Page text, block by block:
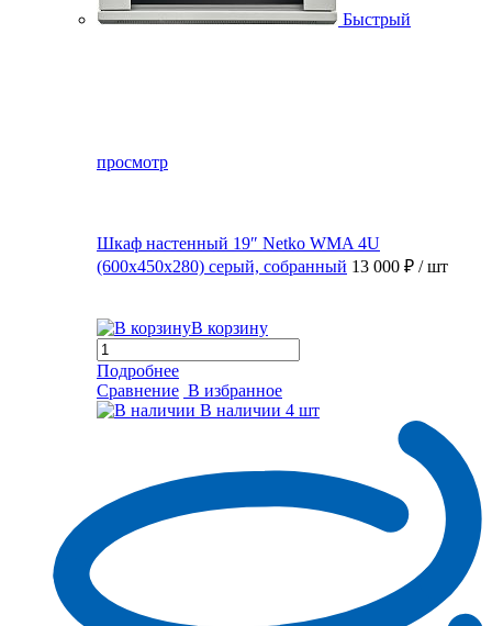
Быстрый
просмотр
Шкаф настенный 19″ Netko WMA 4U
(600x450x280) серый, собранный 13 000 ₽ / шт
В корзину
Подробнее
Сравнение В избранное
В наличии 4 шт